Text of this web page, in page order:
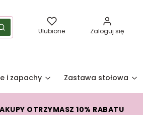
Szukaj Ulubione Zaloguj się
i zapachy Zastawa stołowa
OTRZYMASZ 10% RABATU